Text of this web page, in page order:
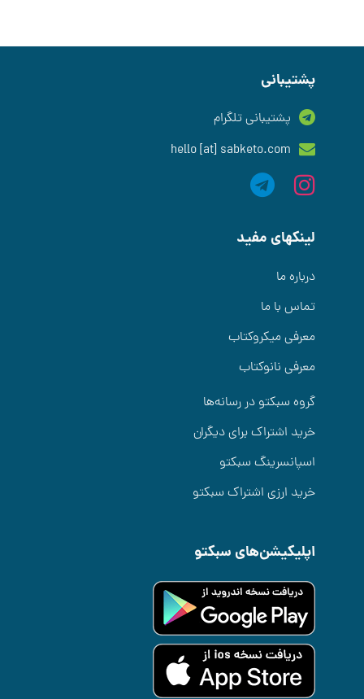
پشتیبانی
پشتیبانی تلگرام
hello [at] sabketo.com
لینکهای مفید
درباره ما
تماس با ما
معرفی میکروکتاب
معرفی نانوکتاب
گروه سبکتو در رسانه‌ها
خرید اشتراک برای دیگران
اسپانسرینگ سبکتو
خرید ارزی اشتراک سبکتو
اپلیکیشن‌های سبکتو